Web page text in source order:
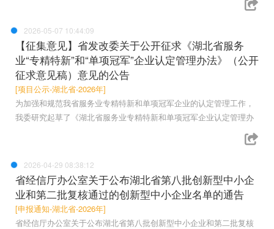
2026-05-07 10:44:09
【征集意见】省发改委关于公开征求《湖北省服务
业“专精特新”和“单项冠军”企业认定管理办法》（公开
征求意见稿）意见的公告
[项目公示-湖北省-2026年]
为加强和规范我省服务业专精特新和单项冠军企业的认定管理工作，
我委研究起草了《湖北省服务业专精特新和单项冠军企业认定管理办
2026-04-29 08:38:12
省经信厅办公室关于公布湖北省第八批创新型中小企
业和第二批复核通过的创新型中小企业名单的通告
[申报通知-湖北省-2026年]
省经信厅办公室关于公布湖北省第八批创新型中小企业和第二批复核